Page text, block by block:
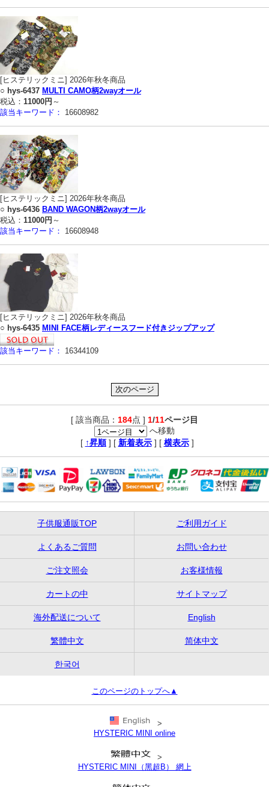
[ヒステリックミニ] 2026年秋冬商品
○ hys-6437 MULTI CAMO柄2wayオール
税込： 11000円 ～
該当キーワード：
16608982
[ヒステリックミニ] 2026年秋冬商品
○ hys-6436 BAND WAGON柄2wayオール
税込： 11000円 ～
該当キーワード：
16608948
[ヒステリックミニ] 2026年秋冬商品
○ hys-6435 MINI FACE柄レディースフード付きジップアップ
該当キーワード： 16344109
[ 該当商品： 184点 ] 1/11ページ目
へ移動
[ ↑昇順 ] [ 新着表示 ] [ 横表示 ]
子供服通販TOP ご利用ガイド
よくあるご質問 お問い合わせ
ご注文照会 お客様情報
カートの中 サイトマップ
海外配送について English
繁體中文 简体中文
한국어
このページのトップへ▲
>
HYSTERIC MINI online
>
HYSTERIC MINI（黑超B） 網上